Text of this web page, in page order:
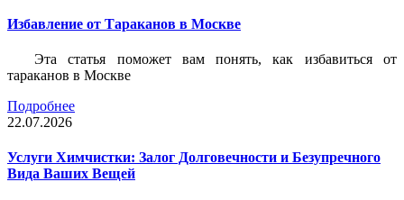
Избавление от Тараканов в Москве
Эта статья поможет вам понять, как избавиться от
тараканов в Москве
Подробнее
22.07.2026
Услуги Химчистки: Залог Долговечности и Безупречного
Вида Ваших Вещей